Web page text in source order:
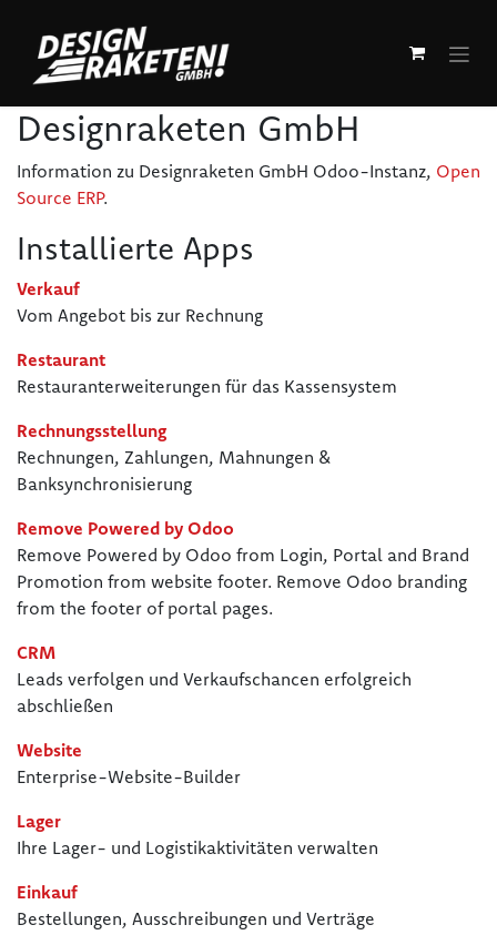
Designraketen GmbH
Information zu Designraketen GmbH Odoo-Instanz, Open
Source ERP.
Installierte Apps
Verkauf
Vom Angebot bis zur Rechnung
Restaurant
Restauranterweiterungen für das Kassensystem
Rechnungsstellung
Rechnungen, Zahlungen, Mahnungen &
Banksynchronisierung
Remove Powered by Odoo
Remove Powered by Odoo from Login, Portal and Brand
Promotion from website footer. Remove Odoo branding
from the footer of portal pages.
CRM
Leads verfolgen und Verkaufschancen erfolgreich
abschließen
Website
Enterprise-Website-Builder
Lager
Ihre Lager- und Logistikaktivitäten verwalten
Einkauf
Bestellungen, Ausschreibungen und Verträge